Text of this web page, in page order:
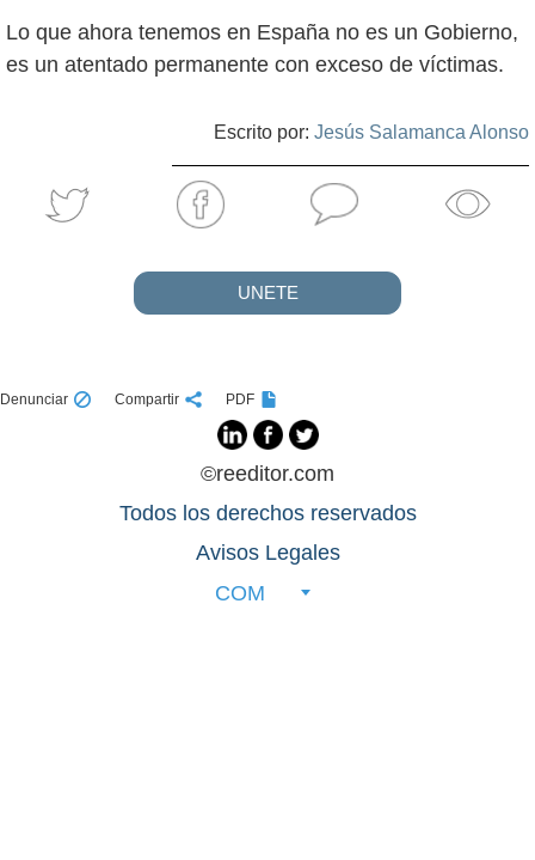
Lo que ahora tenemos en España no es un Gobierno,
es un atentado permanente con exceso de víctimas.
Escrito por: Jesús Salamanca Alonso
UNETE
Denunciar Compartir PDF
©reeditor.com
Todos los derechos reservados
Avisos Legales